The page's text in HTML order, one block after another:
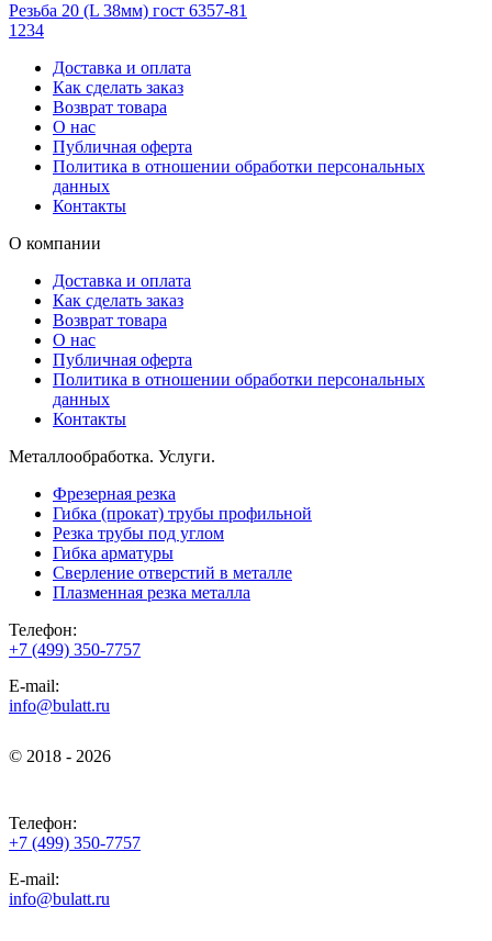
Резьба 20 (L 38мм) гост 6357-81
1 234
Доставка и оплата
Как сделать заказ
Возврат товара
О нас
Публичная оферта
Политика в отношении обработки персональных
данных
Контакты
О компании
Доставка и оплата
Как сделать заказ
Возврат товара
О нас
Публичная оферта
Политика в отношении обработки персональных
данных
Контакты
Металлообработка. Услуги.
Фрезерная резка
Гибка (прокат) трубы профильной
Резка трубы под углом
Гибка арматуры
Сверление отверстий в металле
Плазменная резка металла
Телефон:
+7 (499) 350-7757
E-mail:
info@bulatt.ru
© 2018 - 2026
Телефон:
+7 (499) 350-7757
E-mail:
info@bulatt.ru